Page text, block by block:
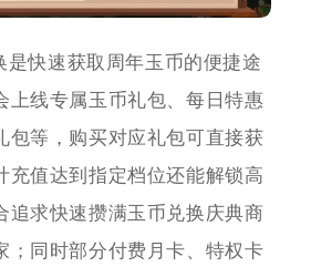
是快速获取周年玉币的便捷途
上线专属玉币礼包、每日特惠
包等，购买对应礼包可直接获
充值达到指定档位还能解锁高
追求快速攒满玉币兑换庆典商
；同时部分付费月卡、特权卡